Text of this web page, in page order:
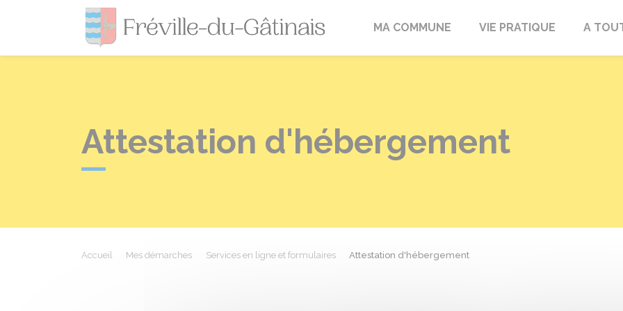
Fréville-du-Gâtinais
MA COMMUNE VIE PRATIQUE A
Attestation d'hébergement
Accueil Mes démarches Services en ligne et formulaires Attestation d'hébergement